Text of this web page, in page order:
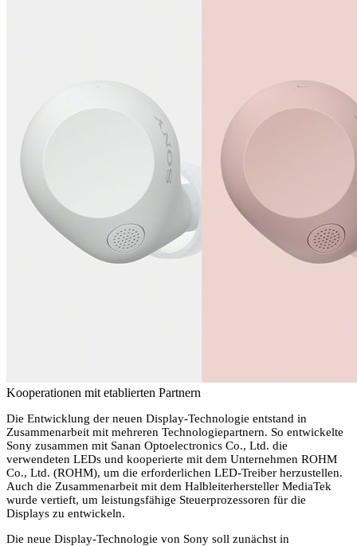
Kooperationen mit etablierten Partnern
Die Entwicklung der neuen Display-Technologie entstand in
Zusammenarbeit mit mehreren Technologiepartnern. So entwickelte
Sony zusammen mit Sanan Optoelectronics Co., Ltd. die
verwendeten LEDs und kooperierte mit dem Unternehmen ROHM
Co., Ltd. (ROHM), um die erforderlichen LED-Treiber herzustellen.
Auch die Zusammenarbeit mit dem Halbleiterhersteller MediaTek
wurde vertieft, um leistungsfähige Steuerprozessoren für die
Displays zu entwickeln.
Die neue Display-Technologie von Sony soll zunächst in